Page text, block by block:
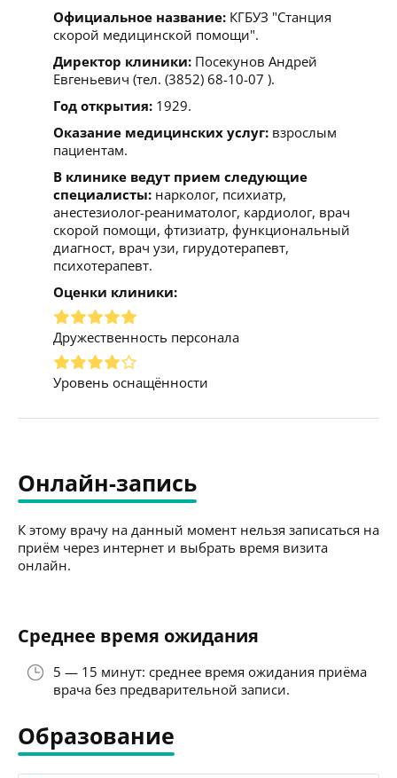
Официальное название: КГБУЗ "Станция
скорой медицинской помощи".
Директор клиники: Посекунов Андрей
Евгеньевич (тел. (3852) 68-10-07 ).
Год открытия: 1929.
Оказание медицинских услуг: взрослым
пациентам.
В клинике ведут прием следующие
специалисты: нарколог, психиатр,
анестезиолог-реаниматолог, кардиолог, врач
скорой помощи, фтизиатр, функциональный
диагност, врач узи, гирудотерапевт,
психотерапевт.
Оценки клиники:
Дружественность персонала
Уровень оснащённости
Онлайн-запись
К этому врачу на данный момент нельзя записаться на
приём через интернет и выбрать время визита
онлайн.
Среднее время ожидания
5 — 15 минут: среднее время ожидания приёма
врача без предварительной записи.
Образование